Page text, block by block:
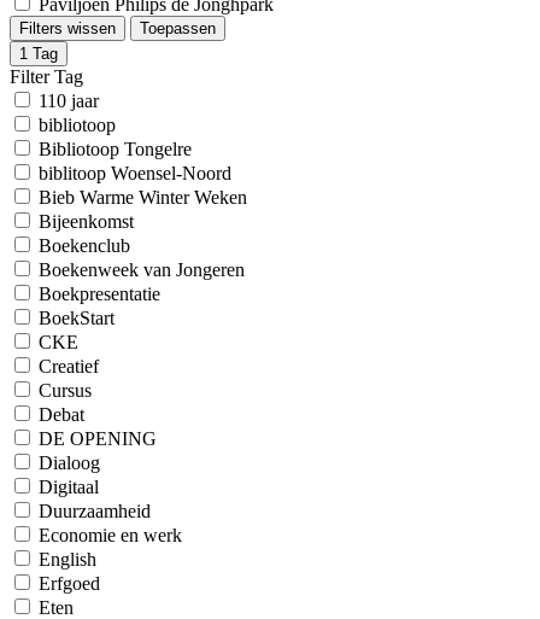
Paviljoen Philips de Jonghpark
Filters wissen
Toepassen
1 Tag
Filter Tag
110 jaar
bibliotoop
Bibliotoop Tongelre
biblitoop Woensel-Noord
Bieb Warme Winter Weken
Bijeenkomst
Boekenclub
Boekenweek van Jongeren
Boekpresentatie
BoekStart
CKE
Creatief
Cursus
Debat
DE OPENING
Dialoog
Digitaal
Duurzaamheid
Economie en werk
English
Erfgoed
Eten